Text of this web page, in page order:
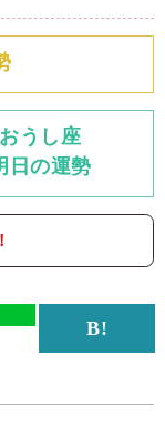
おうし座
日の運勢